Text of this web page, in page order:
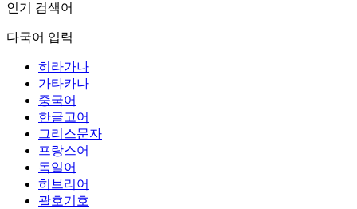
인기 검색어
다국어 입력
히라가나
가타카나
중국어
한글고어
그리스문자
프랑스어
독일어
히브리어
괄호기호